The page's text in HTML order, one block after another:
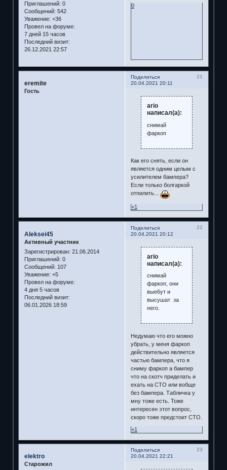
Приглашений: 0
Сообщений: 542
Уважение: +36
Провел на форуме:
7 дней 15 часов
Последний визит:
26.12.2021 22:57
0
Поделиться
21
20.04.2021 20:11
eremite
Гость
ario
написал(а):
снимай
фаркоп
Как его снять, если он
является одним целым с
усилителем бампера?
Если только болгаркой
отпилить...
+1
Поделиться
22
20.04.2021 20:12
Aleksei45
Активный участник
Зарегистрирован: 21.06.2014
Приглашений: 0
Сообщений: 107
Уважение: +5
Провел на форуме:
4 дня 5 часов
Последний визит:
06.01.2026 18:59
ario
написал(а):
снимай
фаркоп, они
вые6ут и
высушат за
него.
Недумаю что его можно
убрать, у меня фаркоп
действительно является
частью бампера, что я
сниму фаркоп а бампер
что на скотч приделать и
ехать на СТО или вобще
без бампера. Табличка у
мну тоже есть. Тоже
интересен этот вопрос,
скоро тоже предстоит СТО.
+1
Поделиться
23
20.04.2021 22:21
elektro
Старожил